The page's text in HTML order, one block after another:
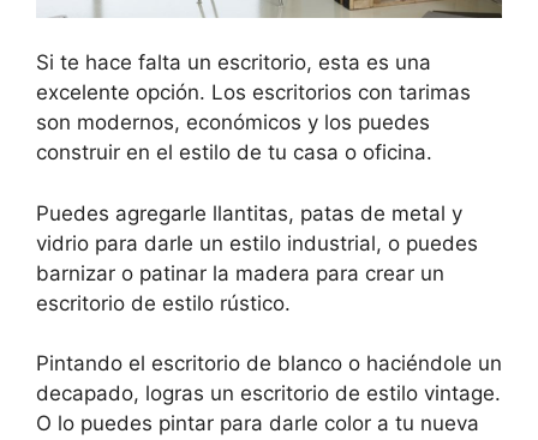
Si te hace falta un escritorio, esta es una
excelente opción. Los escritorios con tarimas
son modernos, económicos y los puedes
construir en el estilo de tu casa o oficina.
Puedes agregarle llantitas, patas de metal y
vidrio para darle un estilo industrial, o puedes
barnizar o patinar la madera para crear un
escritorio de estilo rústico.
Pintando el escritorio de blanco o haciéndole un
decapado, logras un escritorio de estilo vintage.
O lo puedes pintar para darle color a tu nueva